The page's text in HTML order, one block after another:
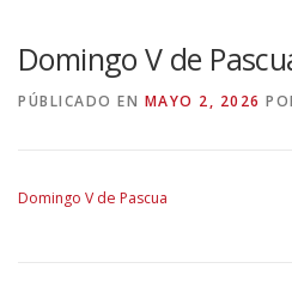
SACRAMENTOS
Domingo V de
PÚBLICADO EN MAYO 2, 2026
Domingo V de Pascua